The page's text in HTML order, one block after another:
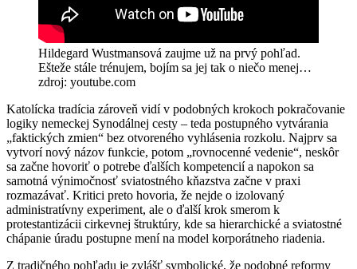
Hildegard Wustmansová zaujme už na prvý pohľad.
Ešteže stále trénujem, bojím sa jej tak o niečo menej…
zdroj: youtube.com
Katolícka tradícia zároveň vidí v podobných krokoch pokračovanie
logiky nemeckej Synodálnej cesty – teda postupného vytvárania
„faktických zmien“ bez otvoreného vyhlásenia rozkolu. Najprv sa
vytvorí nový názov funkcie, potom „rovnocenné vedenie“, neskôr
sa začne hovoriť o potrebe ďalších kompetencií a napokon sa
samotná výnimočnosť sviatostného kňazstva začne v praxi
rozmazávať. Kritici preto hovoria, že nejde o izolovaný
administratívny experiment, ale o ďalší krok smerom k
protestantizácii cirkevnej štruktúry, kde sa hierarchické a sviatostné
chápanie úradu postupne mení na model korporátneho riadenia.
Z tradičného pohľadu je zvlášť symbolické, že podobné reformy